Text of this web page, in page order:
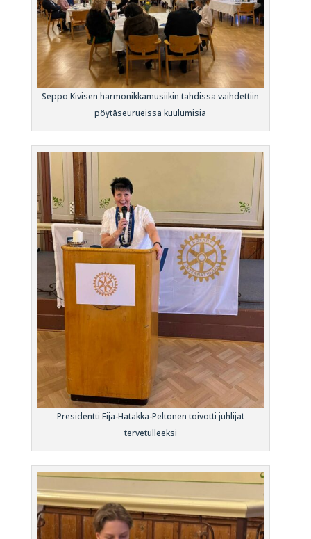
Seppo Kivisen harmonikkamusiikin tahdissa vaihdettiin
pöytäseurueissa kuulumisia
Presidentti Eija-Hatakka-Peltonen toivotti juhlijat
tervetulleeksi